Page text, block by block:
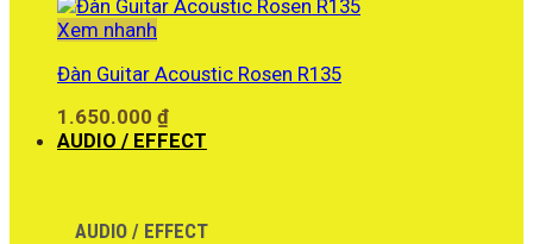
Xem nhanh
Đàn Guitar Acoustic Rosen R135
1.650.000 ₫
AUDIO / EFFECT
AUDIO / EFFECT